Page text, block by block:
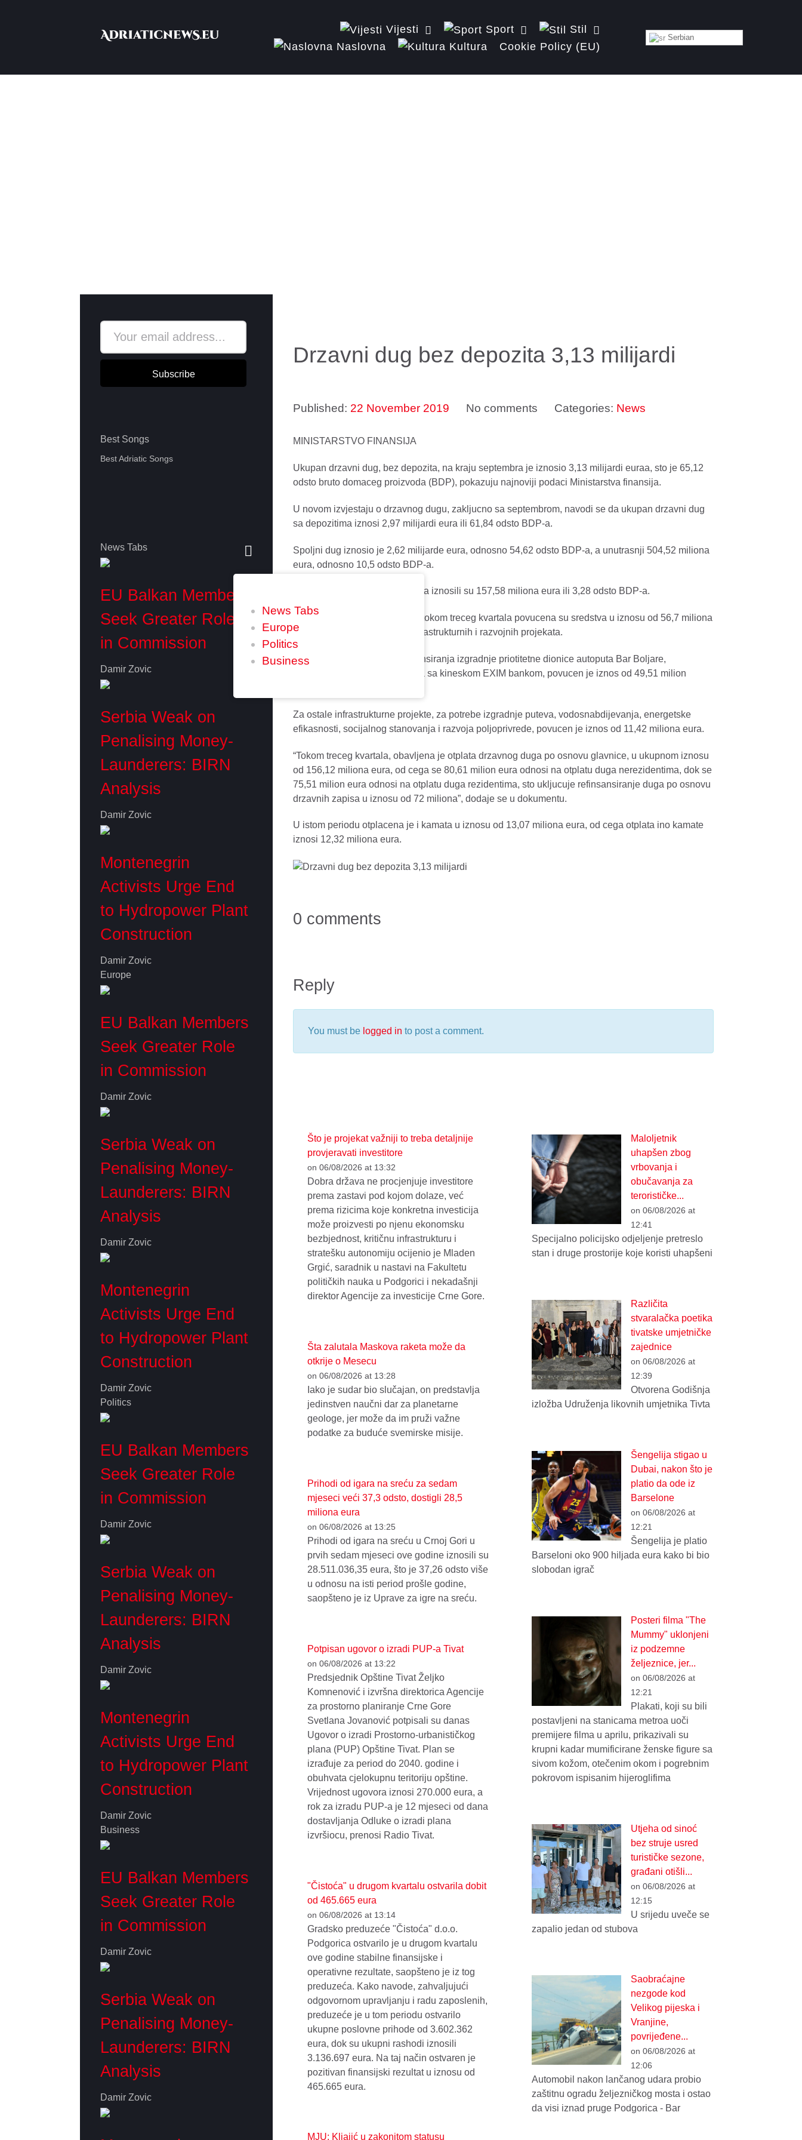
Vijesti Sport
Stil
Naslovna
Kultura Cookie Policy (EU)
Serbian
Subscribe
Best Songs
Best Adriatic Songs
News Tabs
Europe
Politics
Business
News Tabs
EU Balkan Members
Seek Greater Role
in Commission
Damir Zovic
Serbia Weak on
Penalising Money-
Launderers: BIRN
Analysis
Damir Zovic
Montenegrin
Activists Urge End
to Hydropower Plant
Construction
Damir Zovic
Europe
EU Balkan Members
Seek Greater Role
in Commission
Damir Zovic
Serbia Weak on
Penalising Money-
Launderers: BIRN
Analysis
Damir Zovic
Montenegrin
Activists Urge End
to Hydropower Plant
Construction
Damir Zovic
Politics
EU Balkan Members
Seek Greater Role
in Commission
Damir Zovic
Serbia Weak on
Penalising Money-
Launderers: BIRN
Analysis
Damir Zovic
Montenegrin
Activists Urge End
to Hydropower Plant
Construction
Damir Zovic
Business
EU Balkan Members
Seek Greater Role
in Commission
Damir Zovic
Serbia Weak on
Penalising Money-
Launderers: BIRN
Analysis
Damir Zovic
Drzavni dug bez depozita 3,13 milijardi
Published: 22 November 2019 No comments Categories: News
MINISTARSTVO FINANSIJA
Ukupan drzavni dug, bez depozita, na kraju septembra je iznosio 3,13 milijardi euraa, sto je 65,12
odsto bruto domaceg proizvoda (BDP), pokazuju najnoviji podaci Ministarstva finansija.
U novom izvjestaju o drzavnog dugu, zakljucno sa septembrom, navodi se da ukupan drzavni dug
sa depozitima iznosi 2,97 milijardi eura ili 61,84 odsto BDP-a.
Spoljni dug iznosio je 2,62 milijarde eura, odnosno 54,62 odsto BDP-a, a unutrasnji 504,52 miliona
eura, odnosno 10,5 odsto BDP-a.
Depoziti na kraju treceg kvartala iznosili su 157,58 miliona eura ili 3,28 odsto BDP-a.
Prema podacima iz izvjestaja, tokom treceg kvartala povucena su sredstva u iznosu od 56,7 miliona
eura, za potrebe realizacije infrastrukturnih i razvojnih projekata.
Od tog iznosa, za projekat finansiranja izgradnje priotitetne dionice autoputa Bar Boljare,
Smokovac-Matesevo, iz kredita sa kineskom EXIM bankom, povucen je iznos od 49,51 milion
Za ostale infrastrukturne projekte, za potrebe izgradnje puteva, vodosnabdijevanja, energetske
efikasnosti, socijalnog stanovanja i razvoja poljoprivrede, povucen je iznos od 11,42 miliona eura.
“Tokom treceg kvartala, obavljena je otplata drzavnog duga po osnovu glavnice, u ukupnom iznosu
od 156,12 miliona eura, od cega se 80,61 milion eura odnosi na otplatu duga nerezidentima, dok se
75,51 milion eura odnosi na otplatu duga rezidentima, sto ukljucuje refinsansiranje duga po osnovu
drzavnih zapisa u iznosu od 72 miliona”, dodaje se u dokumentu.
U istom periodu otplacena je i kamata u iznosu od 13,07 miliona eura, od cega otplata ino kamate
iznosi 12,32 miliona eura.
0 comments
Reply
You must be logged in to post a comment.
Što je projekat važniji to treba detaljnije
provjeravati investitore
on 06/08/2026 at 13:32
Dobra država ne procjenjuje investitore
prema zastavi pod kojom dolaze, već
prema rizicima koje konkretna investicija
može proizvesti po njenu ekonomsku
bezbjednost, kritičnu infrastrukturu i
stratešku autonomiju ocijenio je Mladen
Grgić, saradnik u nastavi na Fakultetu
političkih nauka u Podgorici i nekadašnji
direktor Agencije za investicije Crne Gore.
Šta zalutala Maskova raketa može da
otkrije o Mesecu
on 06/08/2026 at 13:28
Iako je sudar bio slučajan, on predstavlja
jedinstven naučni dar za planetarne
geologe, jer može da im pruži važne
podatke za buduće svemirske misije.
Prihodi od igara na sreću za sedam
mjeseci veći 37,3 odsto, dostigli 28,5
miliona eura
on 06/08/2026 at 13:25
Prihodi od igara na sreću u Crnoj Gori u
prvih sedam mjeseci ove godine iznosili su
28.511.036,35 eura, što je 37,26 odsto više
u odnosu na isti period prošle godine,
saopšteno je iz Uprave za igre na sreću.
Potpisan ugovor o izradi PUP-a Tivat
on 06/08/2026 at 13:22
Predsjednik Opštine Tivat Željko
Komnenović i izvršna direktorica Agencije
za prostorno planiranje Crne Gore
Svetlana Jovanović potpisali su danas
Ugovor o izradi Prostorno-urbanističkog
plana (PUP) Opštine Tivat. Plan se
izrađuje za period do 2040. godine i
obuhvata cjelokupnu teritoriju opštine.
Vrijednost ugovora iznosi 270.000 eura, a
rok za izradu PUP-a je 12 mjeseci od dana
dostavljanja Odluke o izradi plana
izvršiocu, prenosi Radio Tivat.
"Čistoća" u drugom kvartalu ostvarila dobit
od 465.665 eura
on 06/08/2026 at 13:14
Gradsko preduzeće "Čistoća" d.o.o.
Podgorica ostvarilo je u drugom kvartalu
ove godine stabilne finansijske i
operativne rezultate, saopšteno je iz tog
preduzeća. Kako navode, zahvaljujući
odgovornom upravljanju i radu zaposlenih,
preduzeće je u tom periodu ostvarilo
ukupne poslovne prihode od 3.602.362
eura, dok su ukupni rashodi iznosili
3.136.697 eura. Na taj način ostvaren je
pozitivan finansijski rezultat u iznosu od
465.665 eura.
MJU: Kljajić u zakonitom statusu
Maloljetnik
uhapšen zbog
vrbovanja i
obučavanja za
terorističke...
on 06/08/2026 at
12:41
Specijalno policijsko odjeljenje pretreslo
stan i druge prostorije koje koristi uhapšeni
Različita
stvaralačka poetika
tivatske umjetničke
zajednice
on 06/08/2026 at
12:39
Otvorena Godišnja
izložba Udruženja likovnih umjetnika Tivta
Šengelija stigao u
Dubai, nakon što je
platio da ode iz
Barselone
on 06/08/2026 at
12:21
Šengelija je platio
Barseloni oko 900 hiljada eura kako bi bio
slobodan igrač
Posteri filma "The
Mummy" uklonjeni
iz podzemne
željeznice, jer...
on 06/08/2026 at
12:21
Plakati, koji su bili
postavljeni na stanicama metroa uoči
premijere filma u aprilu, prikazivali su
krupni kadar mumificirane ženske figure sa
sivom kožom, otečenim okom i pogrebnim
pokrovom ispisanim hijeroglifima
Utjeha od sinoć
bez struje usred
turističke sezone,
građani otišli...
on 06/08/2026 at
12:15
U srijedu uveče se
zapalio jedan od stubova
Saobraćajne
nezgode kod
Velikog pijeska i
Vranjine,
povrijeđene...
on 06/08/2026 at
12:06
Automobil nakon lančanog udara probio
zaštitnu ogradu željezničkog mosta i ostao
da visi iznad pruge Podgorica - Bar